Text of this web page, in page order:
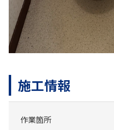
施工情報
作業箇所